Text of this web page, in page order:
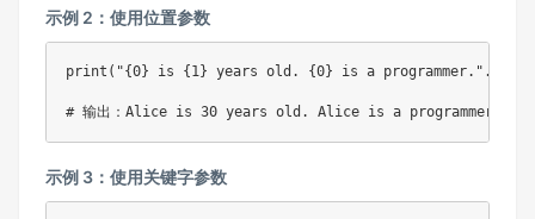
示例 2：使用位置参数
print ( "{0} is {1} years old. {0} is a programmer." .
# 输出：Alice is 30 years old. Alice is a programmer.
示例 3：使用关键字参数